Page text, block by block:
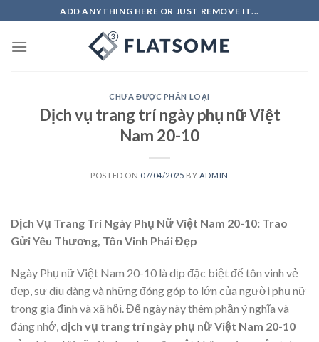
to
content
ADD ANYTHING HERE OR JUST REMOVE IT...
CHƯA ĐƯỢC PHÂN LOẠI
Dịch vụ trang trí ngày phụ nữ Việt
Nam 20-10
POSTED ON 07/04/2025 BY ADMIN
Dịch Vụ Trang Trí Ngày Phụ Nữ Việt Nam 20-10: Trao
Gửi Yêu Thương, Tôn Vinh Phái Đẹp
Ngày Phụ nữ Việt Nam 20-10 là dịp đặc biệt để tôn vinh vẻ
đẹp, sự dịu dàng và những đóng góp to lớn của người phụ nữ
trong gia đình và xã hội. Để ngày này thêm phần ý nghĩa và
đáng nhớ, dịch vụ trang trí ngày phụ nữ Việt Nam 20-10